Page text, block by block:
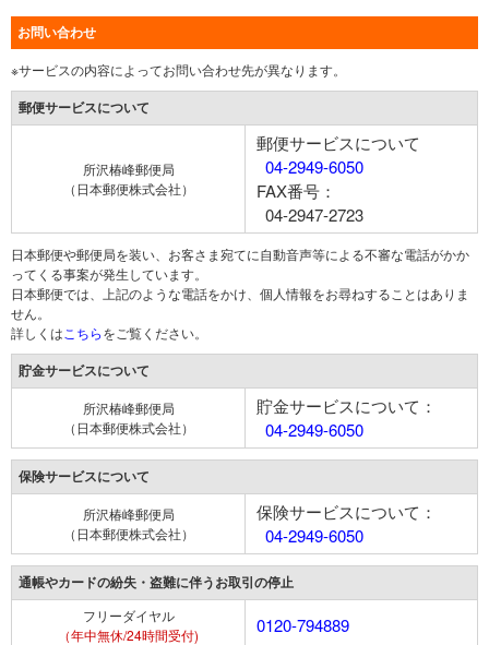
お問い合わせ
※サービスの内容によってお問い合わせ先が異なります。
郵便サービスについて
所沢椿峰郵便局
（日本郵便株式会社）
郵便サービスについて
04-2949-6050
FAX番号：
04-2947-2723
日本郵便や郵便局を装い、お客さま宛てに自動音声等による不審な電話がかか
ってくる事案が発生しています。
日本郵便では、上記のような電話をかけ、個人情報をお尋ねすることはありま
せん。
詳しくは こちらをご覧ください。
貯金サービスについて
所沢椿峰郵便局
（日本郵便株式会社）
貯金サービスについて：
04-2949-6050
保険サービスについて
所沢椿峰郵便局
（日本郵便株式会社）
保険サービスについて：
04-2949-6050
通帳やカードの紛失・盗難に伴うお取引の停止
フリーダイヤル
（年中無休/24時間受付)
0120-794889